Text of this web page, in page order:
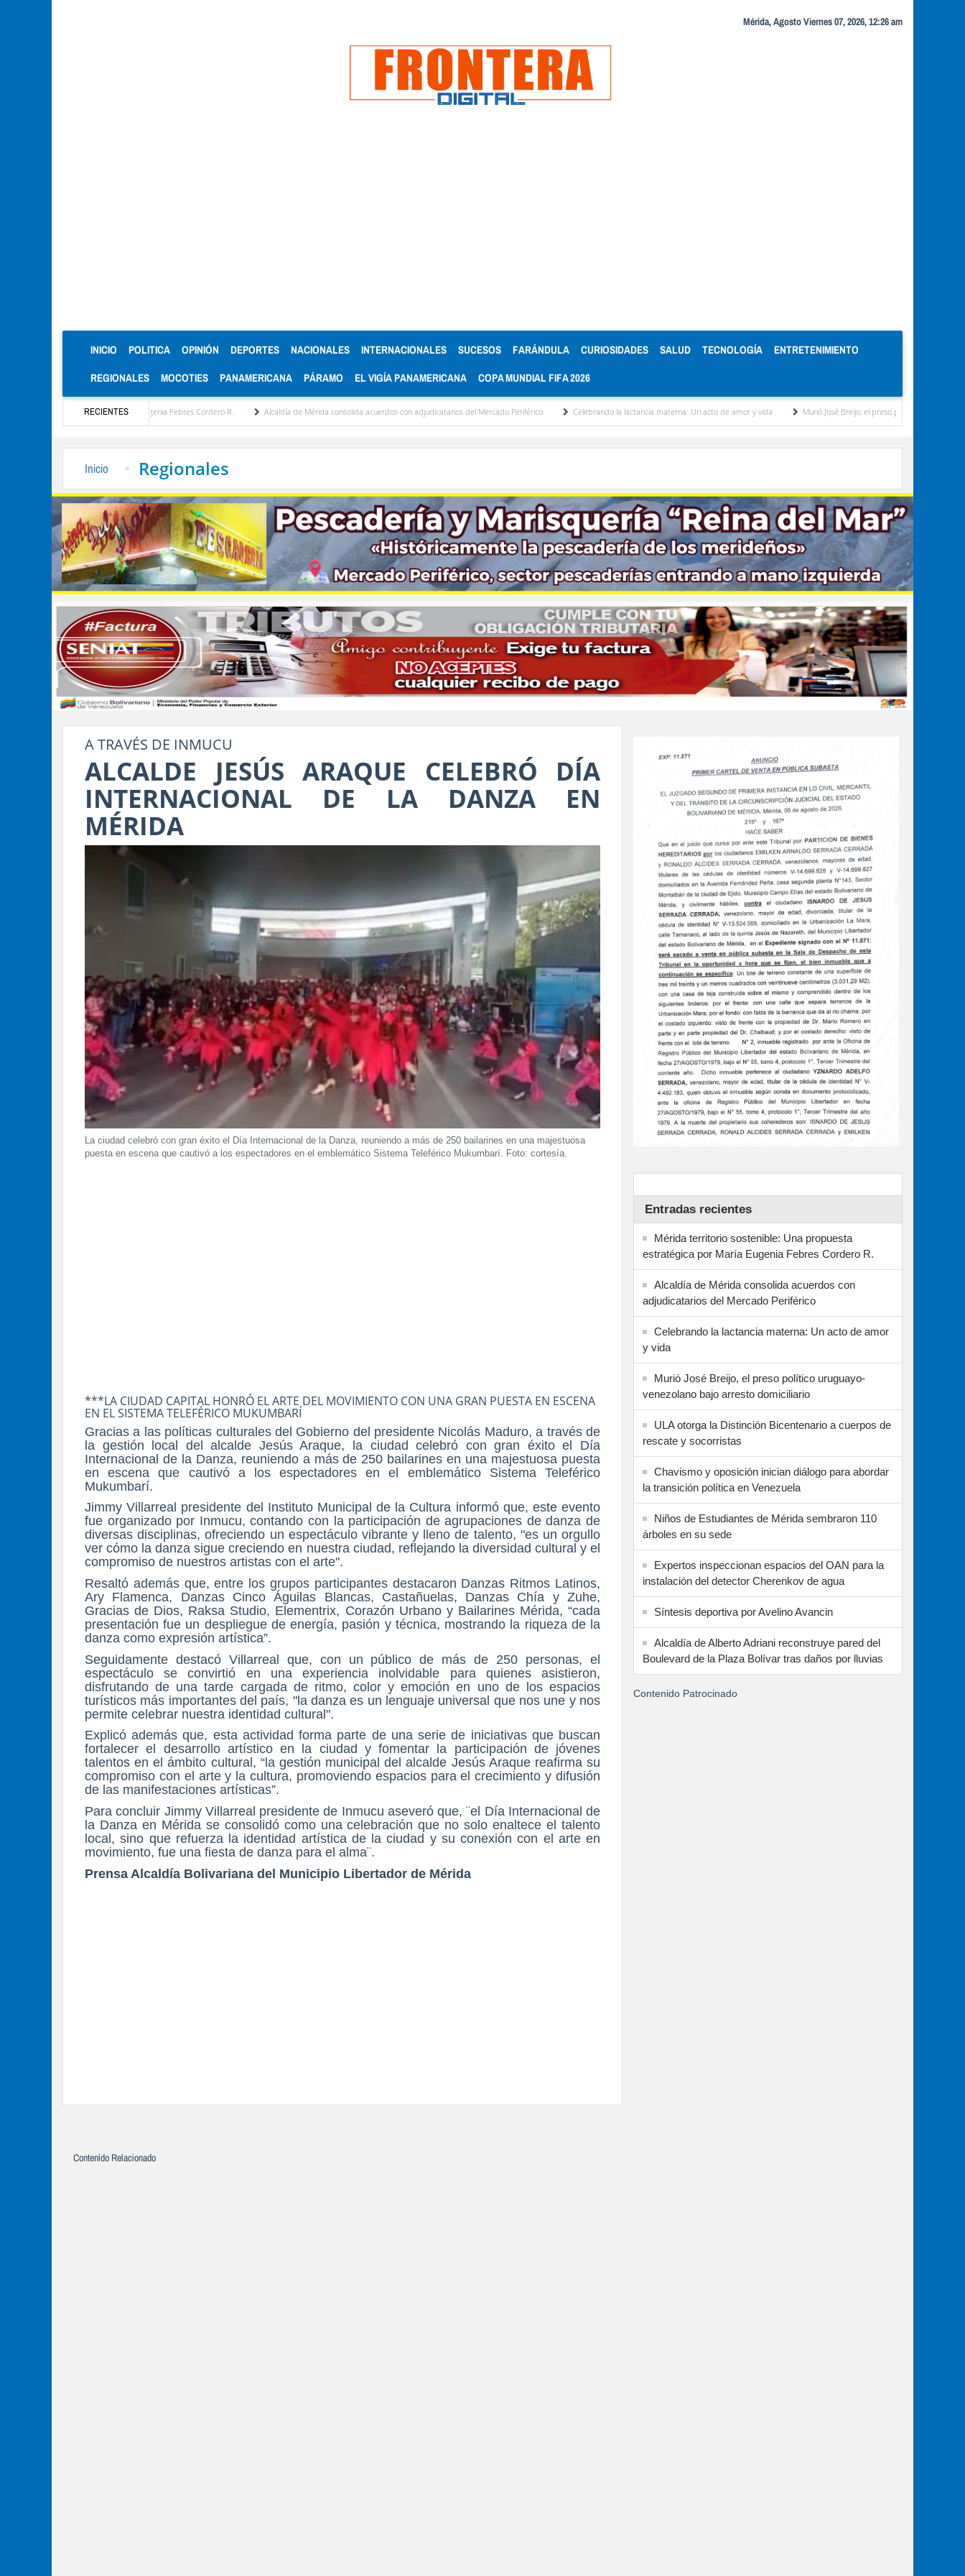
Mérida, Agosto Viernes 07, 2026, 12:26 am
INICIO (CURRENT)
POLITICA OPINIÓN DEPORTES NACIONALES INTERNACIONALES SUCESOS FARÁNDULA CURIOSIDADES SALUD TECNOLOGÍA ENTRETENIMIENTO
REGIONALES MOCOTIES PANAMERICANA PÁRAMO EL VIGÍA PANAMERICANA COPA MUNDIAL FIFA 2026
RECIENTES
estratégica por María Eugenia Febres Cordero R. Alcaldía de Mérida consolida acuerdos con adjudicatarios del Mercado Periférico Celebrando la lactancia materna: Un acto de amor y vida Murió José Breijo, el preso político uruguayo-venezolano bajo
Inicio Regionales
A TRAVÉS DE INMUCU
ALCALDE JESÚS ARAQUE CELEBRÓ DÍA
INTERNACIONAL DE LA DANZA EN
MÉRIDA
La ciudad celebró con gran éxito el Día Internacional de la Danza, reuniendo a más de 250 bailarines en una majestuosa
puesta en escena que cautivó a los espectadores en el emblemático Sistema Teleférico Mukumbarí. Foto: cortesía.
***LA CIUDAD CAPITAL HONRÓ EL ARTE DEL MOVIMIENTO CON UNA GRAN PUESTA EN ESCENA
EN EL SISTEMA TELEFÉRICO MUKUMBARÍ
Gracias a las políticas culturales del Gobierno del presidente Nicolás Maduro, a través de
la gestión local del alcalde Jesús Araque, la ciudad celebró con gran éxito el Día
Internacional de la Danza, reuniendo a más de 250 bailarines en una majestuosa puesta
en escena que cautivó a los espectadores en el emblemático Sistema Teleférico
Mukumbarí.
Jimmy Villarreal presidente del Instituto Municipal de la Cultura informó que, este evento
fue organizado por Inmucu, contando con la participación de agrupaciones de danza de
diversas disciplinas, ofreciendo un espectáculo vibrante y lleno de talento, "es un orgullo
ver cómo la danza sigue creciendo en nuestra ciudad, reflejando la diversidad cultural y el
compromiso de nuestros artistas con el arte".
Resaltó además que, entre los grupos participantes destacaron Danzas Ritmos Latinos,
Ary Flamenca, Danzas Cinco Águilas Blancas, Castañuelas, Danzas Chía y Zuhe,
Gracias de Dios, Raksa Studio, Elementrix, Corazón Urbano y Bailarines Mérida, “cada
presentación fue un despliegue de energía, pasión y técnica, mostrando la riqueza de la
danza como expresión artística”.
Seguidamente destacó Villarreal que, con un público de más de 250 personas, el
espectáculo se convirtió en una experiencia inolvidable para quienes asistieron,
disfrutando de una tarde cargada de ritmo, color y emoción en uno de los espacios
turísticos más importantes del país, "la danza es un lenguaje universal que nos une y nos
permite celebrar nuestra identidad cultural".
Explicó además que, esta actividad forma parte de una serie de iniciativas que buscan
fortalecer el desarrollo artístico en la ciudad y fomentar la participación de jóvenes
talentos en el ámbito cultural, “la gestión municipal del alcalde Jesús Araque reafirma su
compromiso con el arte y la cultura, promoviendo espacios para el crecimiento y difusión
de las manifestaciones artísticas”.
Para concluir Jimmy Villarreal presidente de Inmucu aseveró que, ¨el Día Internacional de
la Danza en Mérida se consolidó como una celebración que no solo enaltece el talento
local, sino que refuerza la identidad artística de la ciudad y su conexión con el arte en
movimiento, fue una fiesta de danza para el alma¨.
Prensa Alcaldía Bolivariana del Municipio Libertador de Mérida
Entradas recientes
Mérida territorio sostenible: Una propuesta
estratégica por María Eugenia Febres Cordero R.
Alcaldía de Mérida consolida acuerdos con
adjudicatarios del Mercado Periférico
Celebrando la lactancia materna: Un acto de amor
y vida
Murió José Breijo, el preso político uruguayo-
venezolano bajo arresto domiciliario
ULA otorga la Distinción Bicentenario a cuerpos de
rescate y socorristas
Chavismo y oposición inician diálogo para abordar
la transición política en Venezuela
Niños de Estudiantes de Mérida sembraron 110
árboles en su sede
Expertos inspeccionan espacios del OAN para la
instalación del detector Cherenkov de agua
Síntesis deportiva por Avelino Avancin
Alcaldía de Alberto Adriani reconstruye pared del
Boulevard de la Plaza Bolívar tras daños por lluvias
Contenido Patrocinado
Contenido Relacionado